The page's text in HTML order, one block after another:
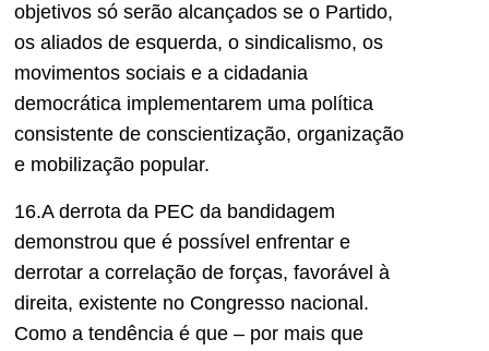
objetivos só serão alcançados se o Partido,
os aliados de esquerda, o sindicalismo, os
movimentos sociais e a cidadania
democrática implementarem uma política
consistente de conscientização, organização
e mobilização popular.
16.A derrota da PEC da bandidagem
demonstrou que é possível enfrentar e
derrotar a correlação de forças, favorável à
direita, existente no Congresso nacional.
Como a tendência é que – por mais que